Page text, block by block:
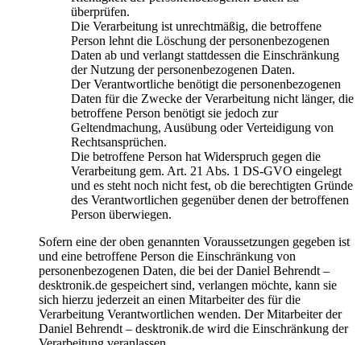
überprüfen.
Die Verarbeitung ist unrechtmäßig, die betroffene
Person lehnt die Löschung der personenbezogenen
Daten ab und verlangt stattdessen die Einschränkung
der Nutzung der personenbezogenen Daten.
Der Verantwortliche benötigt die personenbezogenen
Daten für die Zwecke der Verarbeitung nicht länger, die
betroffene Person benötigt sie jedoch zur
Geltendmachung, Ausübung oder Verteidigung von
Rechtsansprüchen.
Die betroffene Person hat Widerspruch gegen die
Verarbeitung gem. Art. 21 Abs. 1 DS-GVO eingelegt
und es steht noch nicht fest, ob die berechtigten Gründe
des Verantwortlichen gegenüber denen der betroffenen
Person überwiegen.
Sofern eine der oben genannten Voraussetzungen gegeben ist
und eine betroffene Person die Einschränkung von
personenbezogenen Daten, die bei der Daniel Behrendt –
desktronik.de gespeichert sind, verlangen möchte, kann sie
sich hierzu jederzeit an einen Mitarbeiter des für die
Verarbeitung Verantwortlichen wenden. Der Mitarbeiter der
Daniel Behrendt – desktronik.de wird die Einschränkung der